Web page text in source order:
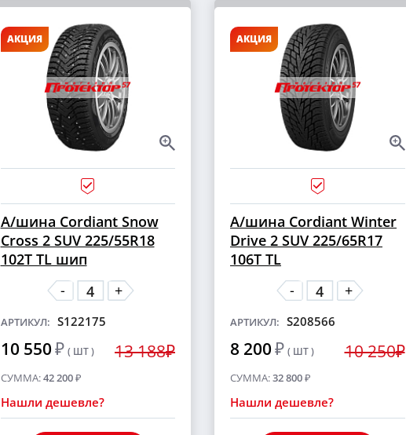
АКЦИЯ
А/шина Cordiant Snow
Cross 2 SUV 225/55R18
102T TL шип
-
+
АРТИКУЛ: S122175
10 550₽ ( ШТ ) 13 188₽
СУММА:42 200₽
Нашли дешевле?
АКЦИЯ
А/шина Cordiant Winter
Drive 2 SUV 225/65R17
106T TL
-
+
АРТИКУЛ: S208566
8 200₽ ( ШТ ) 10 250₽
СУММА:32 800₽
Нашли дешевле?